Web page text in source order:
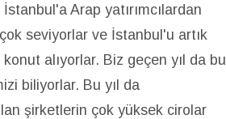
Arap yatırımcılardan
seviyorlar ve İstanbul'u artık
alıyorlar. Biz geçen yıl da bu
biliyorlar. Bu yıl da
şirketlerin çok yüksek cirolar